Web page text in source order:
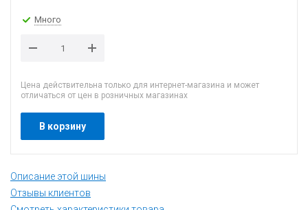
Много
Цена действительна только для интернет-магазина и может
отличаться от цен в розничных магазинах
В корзину
Описание этой шины
Отзывы клиентов